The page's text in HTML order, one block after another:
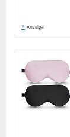
* Anzeige